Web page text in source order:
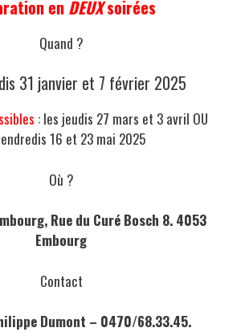
en DEUXsoirées
Quand ?
31 janvier et 7 février 2025
: les jeudis 27 mars et 3 avril OU
16 et 23 mai 2025
Où ?
Rue du Curé Bosch 8. 4053
Embourg
Contact
Dumont – 0470/68.33.45.